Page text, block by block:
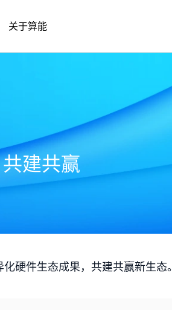
关于算能
共建共赢
硬件生态成果，共建共赢新生态。